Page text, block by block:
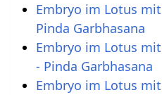
Embryo im Lotus
Pinda Garbhasana
Embryo im Lotus
- Pinda Garbhasana
Embryo im Lotus